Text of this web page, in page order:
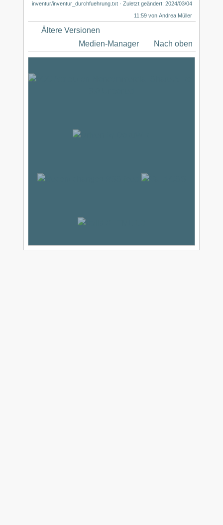
inventur/inventur_durchfuehrung.txt · Zuletzt geändert: 2024/03/04
11:59 vonAndrea Müller
Ältere Versionen
Medien-Manager
Nach oben